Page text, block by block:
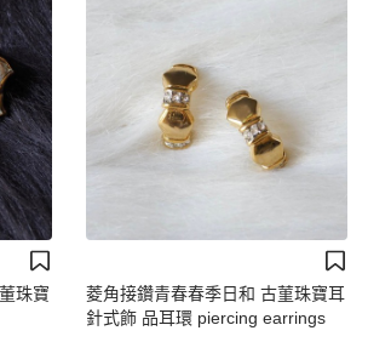
珠寶
菱角接鑽青春春季日和 古菫珠寶耳
針式飾 品耳環 piercing earrings